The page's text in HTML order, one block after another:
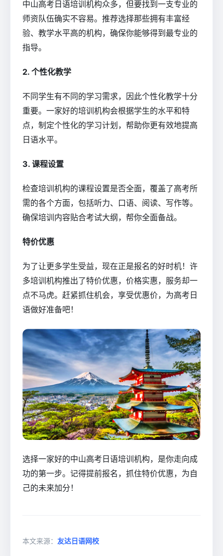
中山高考日语培训机构众多，但要找到一支专业的
师资队伍确实不容易。推荐选择那些拥有丰富经
验、教学水平高的机构，确保你能够得到最专业的
指导。
2. 个性化教学
不同学生有不同的学习需求，因此个性化教学十分
重要。一家好的培训机构会根据学生的水平和特
点，制定个性化的学习计划，帮助你更有效地提高
日语水平。
3. 课程设置
检查培训机构的课程设置是否全面，覆盖了高考所
需的各个方面，包括听力、口语、阅读、写作等。
确保培训内容贴合考试大纲，帮你全面备战。
特价优惠
为了让更多学生受益，现在正是报名的好时机！许
多培训机构推出了特价优惠，价格实惠，服务却一
点不马虎。赶紧抓住机会，享受优惠价，为高考日
语做好准备吧！
选择一家好的中山高考日语培训机构，是你走向成
功的第一步。记得提前报名，抓住特价优惠，为自
己的未来加分！
本文来源： 友达日语网校